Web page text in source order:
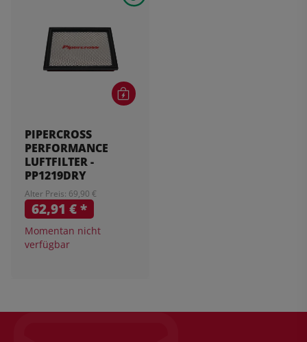
PIPERCROSS
PERFORMANCE
LUFTFILTER -
PP1219DRY
Alter Preis: 69,90 €
62,91 €*
Momentan nicht
verfügbar